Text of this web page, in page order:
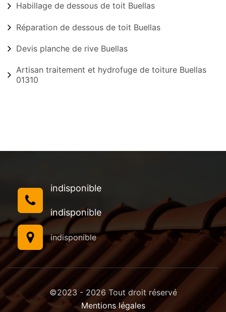
Habillage de dessous de toit Buellas
Réparation de dessous de toit Buellas
Devis planche de rive Buellas
Artisan traitement et hydrofuge de toiture Buellas
01310
indisponible
indisponible
indisponible
©2023 - 2026 Tout droit réservé
Mentions légales